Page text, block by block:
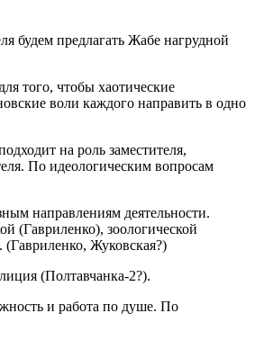
будем предлагать Жабе нагрудной
того, чтобы хаотические
воли каждого направить в одно
на роль заместителя,
По идеологическим вопросам
направлениям деятельности.
(Гавриленко), зоологической
(Гавриленко, Жуковская?)
(Полтавчанка-2?).
и работа по душе. По